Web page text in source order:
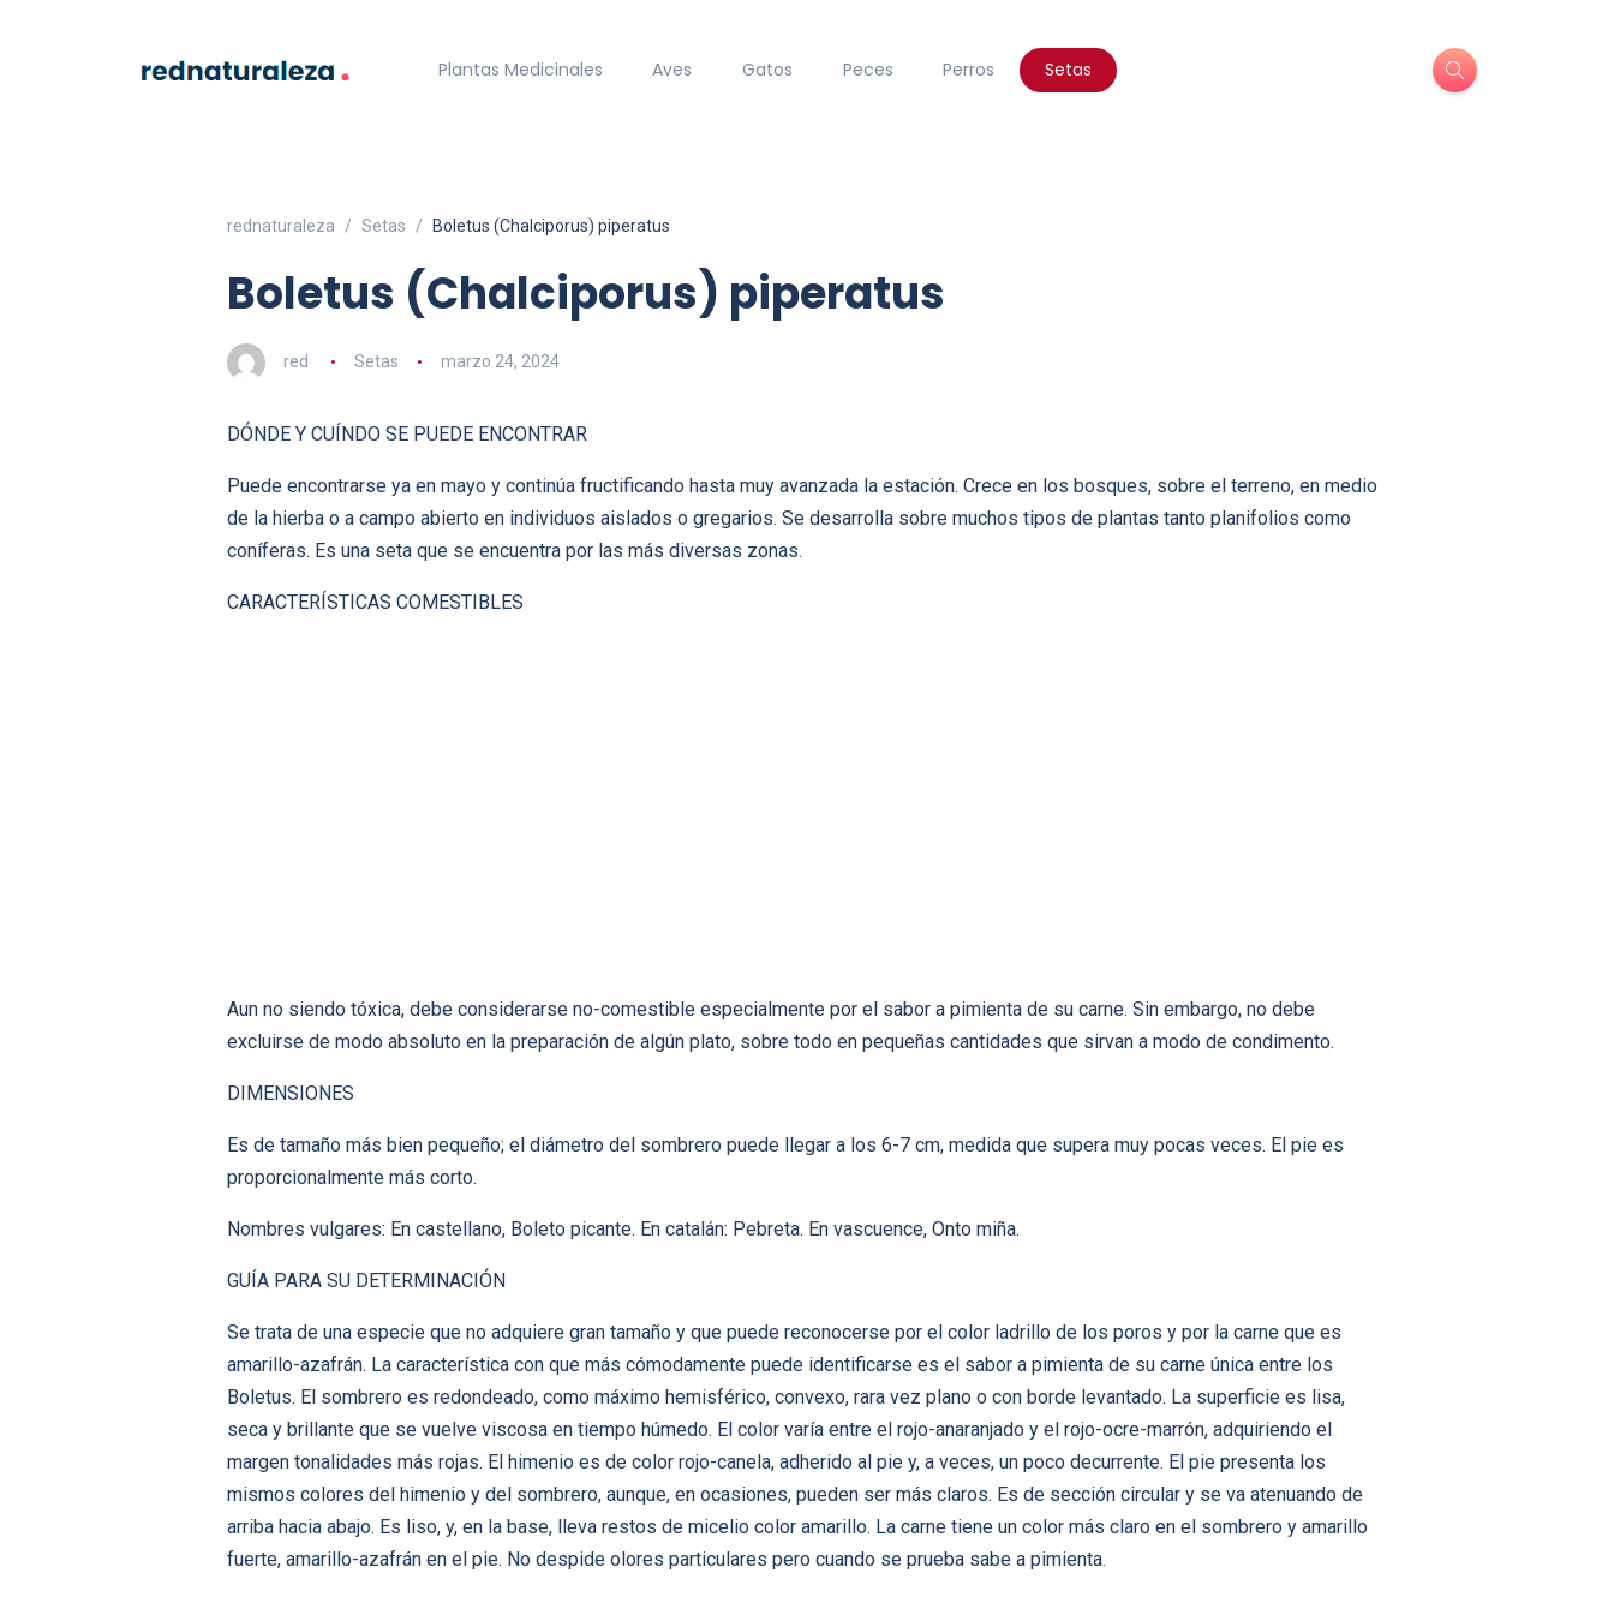
Plantas Medicinales Aves Gatos Peces Perros Setas
rednaturaleza Setas Boletus (Chalciporus) piperatus
Boletus (Chalciporus) piperatus
red Setas marzo 24, 2024
DÓNDE Y CUÍNDO SE PUEDE ENCONTRAR
Puede encontrarse ya en mayo y continúa fructificando hasta muy avanzada la estación. Crece en los bosques, sobre el terreno, en medio
de la hierba o a campo abierto en individuos aislados o gregarios. Se desarrolla sobre muchos tipos de plantas tanto planifolios como
coníferas. Es una seta que se encuentra por las más diversas zonas.
CARACTERÍSTICAS COMESTIBLES
Aun no siendo tóxica, debe considerarse no-comestible especialmente por el sabor a pimienta de su carne. Sin embargo, no debe
excluirse de modo absoluto en la preparación de algún plato, sobre todo en pequeñas cantidades que sirvan a modo de condimento.
DIMENSIONES
Es de tamaño más bien pequeño; el diámetro del sombrero puede llegar a los 6-7 cm, medida que supera muy pocas veces. El pie es
proporcionalmente más corto.
Nombres vulgares: En castellano, Boleto picante. En catalán: Pebreta. En vascuence, Onto miña.
GUÍA PARA SU DETERMINACIÓN
Se trata de una especie que no adquiere gran tamaño y que puede reconocerse por el color ladrillo de los poros y por la carne que es
amarillo-azafrán. La característica con que más cómodamente puede identificarse es el sabor a pimienta de su carne única entre los
Boletus. El sombrero es redondeado, como máximo hemisférico, convexo, rara vez plano o con borde levantado. La superficie es lisa,
seca y brillante que se vuelve viscosa en tiempo húmedo. El color varía entre el rojo-anaranjado y el rojo-ocre-marrón, adquiriendo el
margen tonalidades más rojas. El himenio es de color rojo-canela, adherido al pie y, a veces, un poco decurrente. El pie presenta los
mismos colores del himenio y del sombrero, aunque, en ocasiones, pueden ser más claros. Es de sección circular y se va atenuando de
arriba hacia abajo. Es liso, y, en la base, lleva restos de micelio color amarillo. La carne tiene un color más claro en el sombrero y amarillo
fuerte, amarillo-azafrán en el pie. No despide olores particulares pero cuando se prueba sabe a pimienta.